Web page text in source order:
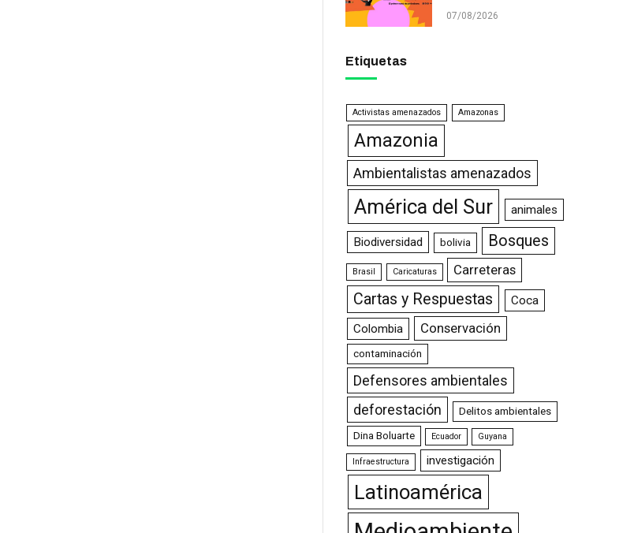
07/08/2026
Etiquetas
Activistas amenazados Amazonas
Amazonia
Ambientalistas amenazados
América del Sur animales
Biodiversidad bolivia Bosques
Brasil Caricaturas Carreteras
Cartas y Respuestas
Coca
Colombia
Conservación
contaminación
Defensores ambientales
deforestación
Delitos ambientales
Dina Boluarte Ecuador Guyana
Infraestructura investigación
Latinoamérica